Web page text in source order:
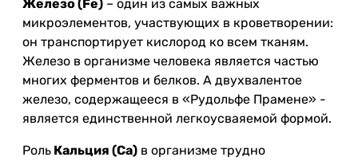
Железо (Fe) – один из самых важных
микроэлементов, участвующих в кроветворении:
он транспортирует кислород ко всем тканям.
Железо в организме человека является частью
многих ферментов и белков. А двухвалентое
железо, содержащееся в «Рудольфе Прамене» -
является единственной легкоусваяемой формой.
Роль Кальция (Ca) в организме трудно